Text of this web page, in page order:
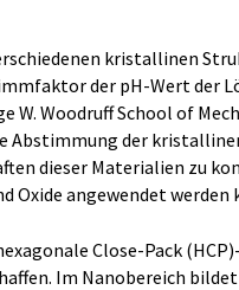
kristallinen
der pH-Wert der
W. Woodruff School of
Abstimmung der
dieser Materialien zu
Oxide angewendet werden
Close-Pack
Im Nanobereich